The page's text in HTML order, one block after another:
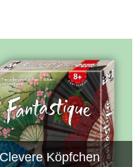
Köpfchen